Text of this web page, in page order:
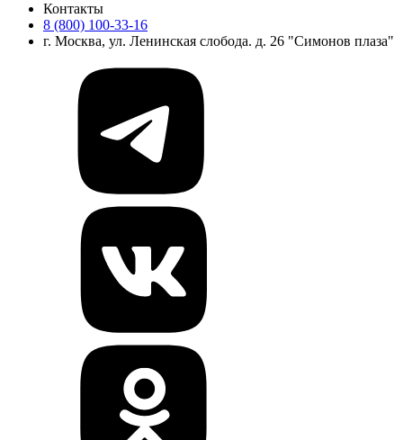
Контакты
8 (800) 100-33-16
г. Москва, ул. Ленинская слобода. д. 26 "Симонов плаза"